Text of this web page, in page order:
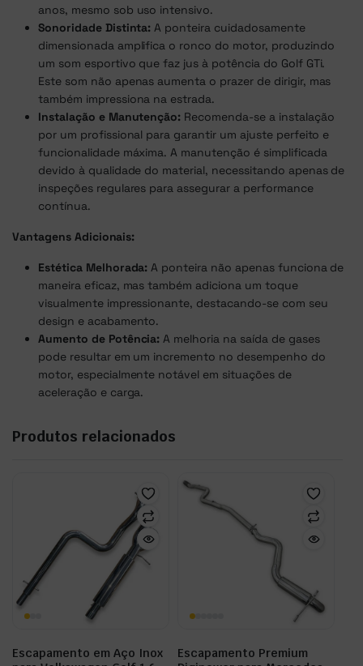
anos, mesmo sob uso intensivo.
Sonoridade Distinta: A ponteira cuidadosamente
dimensionada amplifica o ronco do motor, produzindo
um som esportivo que faz jus à potência do Golf GTi.
Este som não apenas aumenta o prazer de dirigir, mas
também impressiona na estrada.
Instalação e Manutenção: Recomenda-se a instalação
por um profissional para garantir um ajuste perfeito e
funcionalidade máxima. A manutenção é simplificada
devido à qualidade do material, necessitando apenas de
inspeções regulares para assegurar a performance
contínua.
Vantagens Adicionais:
Estética Melhorada: A ponteira não apenas funciona de
maneira eficaz, mas também adiciona um toque
visualmente impressionante, destacando-se com seu
design e acabamento.
Aumento de Potência: A melhoria na saída de gases
pode resultar em um incremento no desempenho do
motor, especialmente notável em situações de
aceleração e carga.
Produtos relacionados
Escapamento em Aço Inox
Escapamento Premium